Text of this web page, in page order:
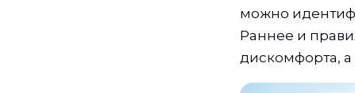
можно
Раннее и
дискомфорта,